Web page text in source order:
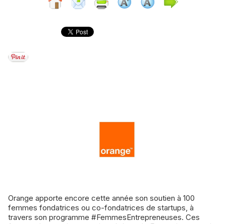
Orange apporte encore cette année son soutien à 100
femmes fondatrices ou co-fondatrices de startups, à
travers son programme #FemmesEntrepreneuses. Ces